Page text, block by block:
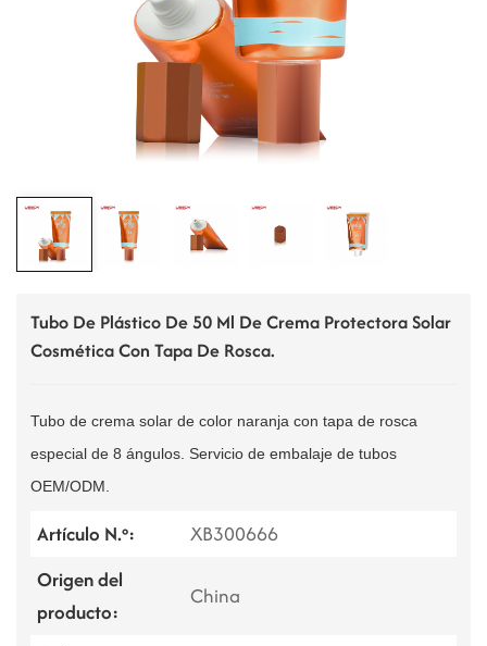
Tubo De Plástico De 50 Ml De Crema Protectora Solar
Cosmética Con Tapa De Rosca.
Tubo de crema solar de color naranja con tapa de rosca
especial de 8 ángulos. Servicio de embalaje de tubos
OEM/ODM.
Artículo N.º:
XB300666
Origen del
producto:
China